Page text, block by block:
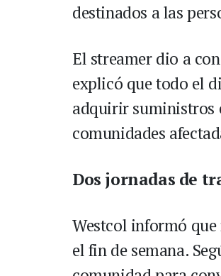
destinados a las
El streamer dio a
explicó que todo el
adquirir suministros
comunidades
Dos jornadas de
Westcol informó
el fin de semana.